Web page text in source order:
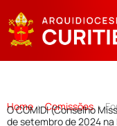
Home > Comissões >
O COMIDI (Conselho
de setembro de 2024